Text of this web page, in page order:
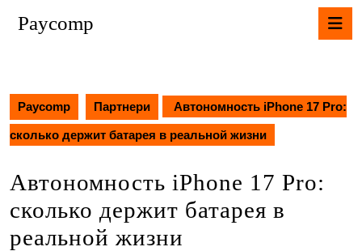
Paycomp
Paycomp Партнери Автономность iPhone 17 Pro:
сколько держит батарея в реальной жизни
Автономность iPhone 17 Pro:
сколько держит батарея в
реальной жизни